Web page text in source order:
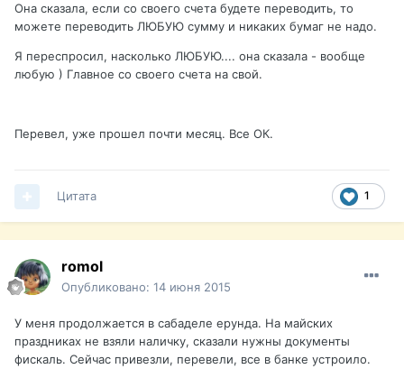
Она сказала, если со своего счета будете переводить, то
можете переводить ЛЮБУЮ сумму и никаких бумаг не надо.
Я переспросил, насколько ЛЮБУЮ.... она сказала - вообще
любую ) Главное со своего счета на свой.
Перевел, уже прошел почти месяц. Все ОК.
1
Цитата
romol
Опубликовано: 14 июня 2015
У меня продолжается в сабаделе ерунда. На майских
праздниках не взяли наличку, сказали нужны документы
фискаль. Сейчас привезли, перевели, все в банке устроило.